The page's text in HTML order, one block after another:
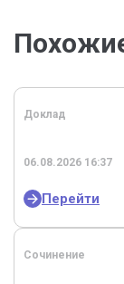
Доклад
06.08.2026 16:37
Перейти
Сочинение